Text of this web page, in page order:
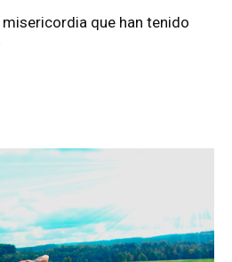
que han tenido